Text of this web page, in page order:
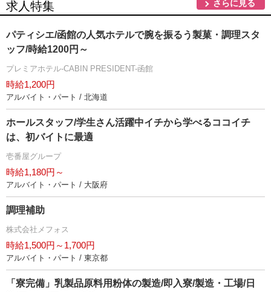
求人特集 さらに見る
パティシエ/函館の人気ホテルで腕を振るう製菓・調理スタ
ッフ/時給1200円～
プレミアホテル-CABIN PRESIDENT-函館
時給1,200円
アルバイト・パート / 北海道
ホールスタッフ/学生さん活躍中イチから学べるココイチ
は、初バイトに最適
壱番屋グループ
時給1,180円～
アルバイト・パート / 大阪府
調理補助
株式会社メフォス
時給1,500円～1,700円
アルバイト・パート / 東京都
「寮完備」乳製品原料用粉体の製造/即入寮/製造・工場/日